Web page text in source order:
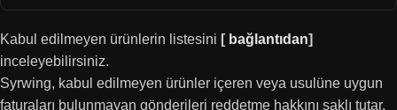
Kabul edilmeyen ürünlerin listesini [ bağlantıdan]
inceleyebilirsiniz.
Syrwing, kabul edilmeyen ürünler içeren veya usulüne uygun
faturaları bulunmayan gönderileri reddetme hakkını saklı tutar.